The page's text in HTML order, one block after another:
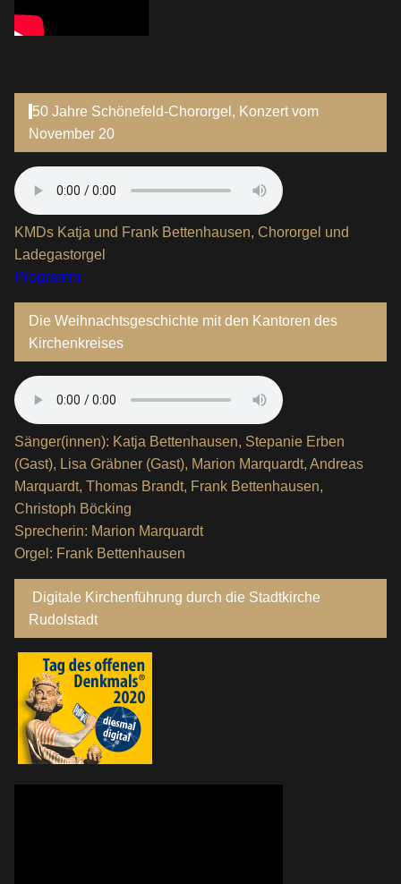
50 Jahre Schönefeld-Chororgel, Konzert vom
November 20
KMDs Katja und Frank Bettenhausen, Chororgel und
Ladegastorgel
Programm
Die Weihnachtsgeschichte mit den Kantoren des
Kirchenkreises
Sänger(innen): Katja Bettenhausen, Stepanie Erben
(Gast), Lisa Gräbner (Gast), Marion Marquardt, Andreas
Marquardt, Thomas Brandt, Frank Bettenhausen,
Christoph Böcking
Sprecherin: Marion Marquardt
Orgel: Frank Bettenhausen
Digitale Kirchenführung durch die Stadtkirche
Rudolstadt